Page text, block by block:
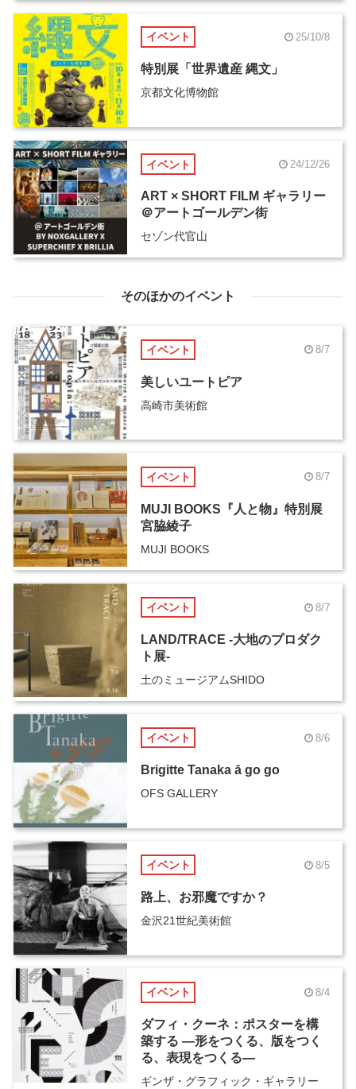
イベント 25/10/8
特別展「世界遺産 縄文」
京都文化博物館
イベント 24/12/26
ART × SHORT FILM ギャラリー
＠アートゴールデン街
セゾン代官山
そのほかのイベント
イベント 8/7
美しいユートピア
高崎市美術館
イベント 8/7
MUJI BOOKS『人と物』特別展
宮脇綾子
MUJI BOOKS
イベント 8/7
LAND/TRACE -大地のプロダク
ト展-
土のミュージアムSHIDO
イベント 8/6
Brigitte Tanaka ā go go
OFS GALLERY
イベント 8/5
路上、お邪魔ですか？
金沢21世紀美術館
イベント 8/4
ダフィ・クーネ：ポスターを構
築する ―形をつくる、版をつく
る、表現をつくる―
ギンザ・グラフィック・ギャラリー